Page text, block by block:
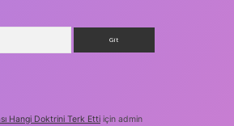
Hangi Doktrini Terk Etti için admin